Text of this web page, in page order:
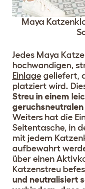
Maya
Jedes Maya
hochwandigen,
Einlage geliefert,
platziert wird.
Streu in einem
Weiters hat die
Seitentasche, in
mit jedem
aufbewahrt
über einen
Katzenstreu
und neutralisiert